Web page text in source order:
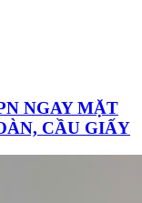
NGAY MẶT
CẦU GIẤY